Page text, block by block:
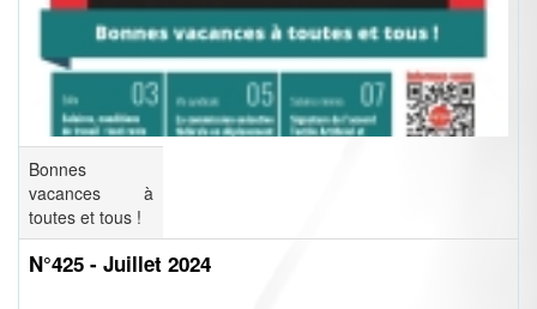
Bonnes
vacances à
toutes et tous !
N°425 - Juillet 2024